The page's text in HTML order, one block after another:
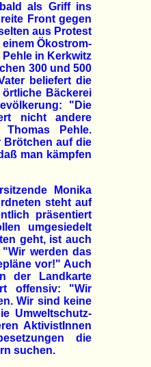
als Griff ins
Front gegen
aus Protest
Ökostrom-
in Kerkwitz
300 und 500
beliefert die
Bäckerei
"Die
nicht andere
Thomas Pehle.
Brötchen auf die
man kämpfen
Monika
steht auf
präsentiert
umgesiedelt
geht, ist auch
werden das
vor!" Auch
der Landkarte
offensiv: "Wir
Wir sind keine
Umweltschutz-
AktivistInnen
die
suchen.